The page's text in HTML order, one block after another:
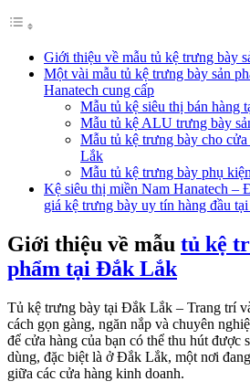
Giới thiệu về mẫu tủ kệ trưng bày
Một vài mẫu tủ kệ trưng bày sản
Hanatech cung cấp
Mẫu tủ kệ siêu thị bán hàng
Mẫu tủ kệ ALU trưng bày
Mẫu tủ kệ trưng bày cho
Lắk
Mẫu tủ kệ trưng bày phụ
Kệ siêu thị miền Nam Hanatech –
giá kệ trưng bày uy tín hàng đầu
Giới thiệu về mẫu tủ kệ
phẩm tại Đắk Lắk
Tủ kệ trưng bày tại Đắk Lắk – Trang trí
cách gọn gàng, ngăn nắp và chuyên
để cửa hàng của bạn có thể thu hút được
dùng, đặc biệt là ở Đắk Lắk, một nơi
giữa các cửa hàng kinh doanh.